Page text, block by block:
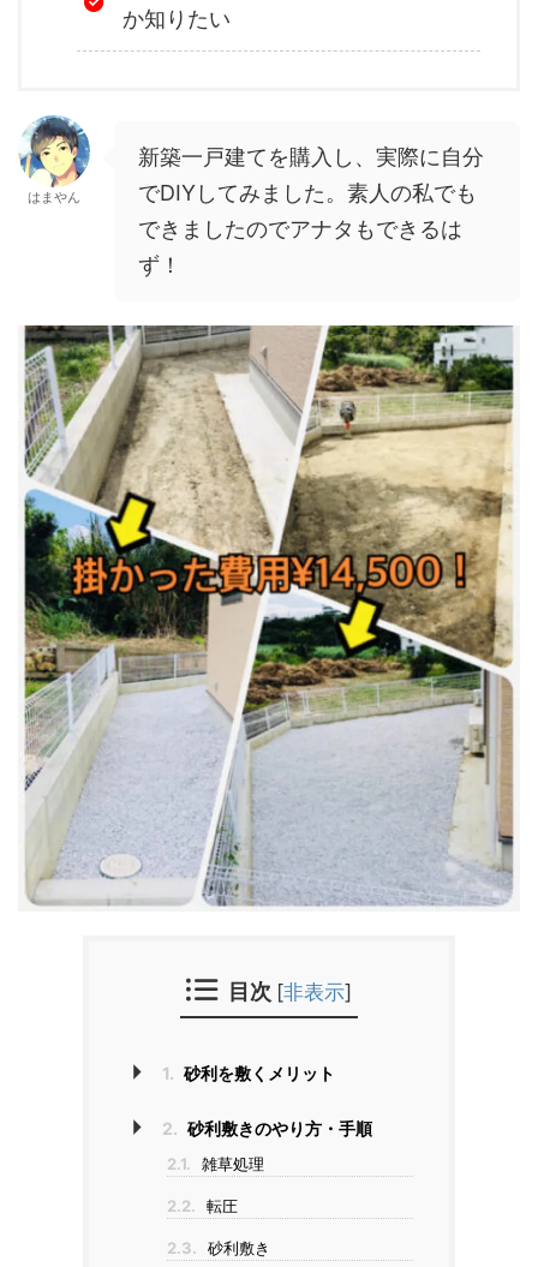
か知りたい
はまやん
新築一戸建てを購入し、実際に自分
でDIYしてみました。素人の私でも
できましたのでアナタもできるは
ず！
目次 [非表示]
1. 砂利を敷くメリット
2. 砂利敷きのやり方・手順
2.1. 雑草処理
2.2. 転圧
2.3. 砂利敷き